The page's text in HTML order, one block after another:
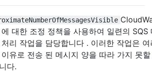
대한 조정 정책을 사용하여 일련의 SQS
리 작업을 담당합니다 . 이러한 작업은 여
유로 전송 된 메시지 양을 따라 가지 못
다.